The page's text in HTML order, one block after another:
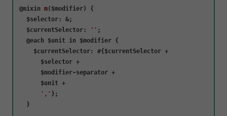
@mixin m( $modifier) {
$selector: &;
$currentSelector: '' ;
  @each $unit
in $modifier {
$currentSelector: #{$currentSelector +
      $selector +
      $modifier-separator +
      $unit +
',' };
  }